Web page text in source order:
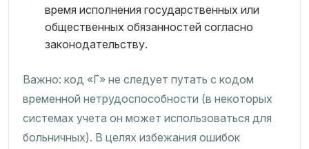
время исполнения государственных или
общественных обязанностей согласно
законодательству.
Важно: код «Г» не следует путать с кодом
временной нетрудоспособности (в некоторых
системах учета он может использоваться для
больничных). В целях избежания ошибок